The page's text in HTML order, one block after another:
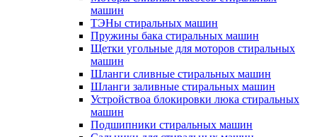
машин
ТЭНы стиральных машин
Пружины бака стиральных машин
Щетки угольные для моторов стиральных
машин
Шланги сливные стиральных машин
Шланги заливные стиральных машин
Устройствоа блокировки люка стиральных
машин
Подшипники стиральных машин